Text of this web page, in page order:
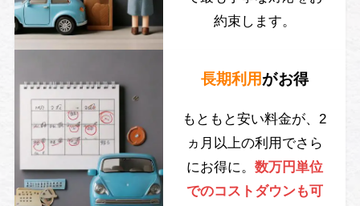
約束します。
長期利用がお得
もともと安い料金が、2
ヵ月以上の利用でさら
にお得に。 数万円単位
でのコストダウンも可